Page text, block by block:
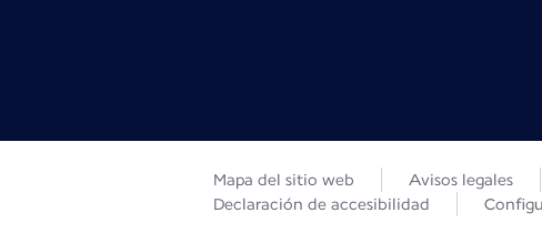
Mapa del sitio web Avisos legales
Declaración de accesibilidad